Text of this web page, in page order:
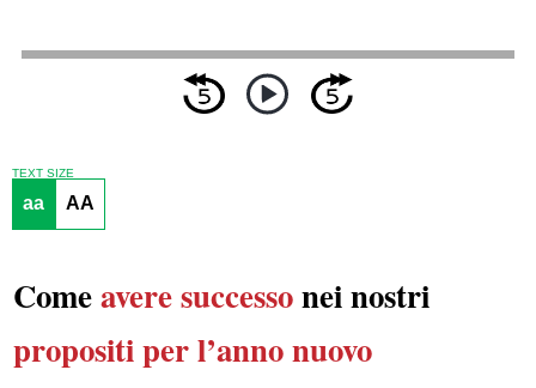
TEXT SIZE
aa AA
Comeavere successonei nostri
propositi per l’anno nuovo